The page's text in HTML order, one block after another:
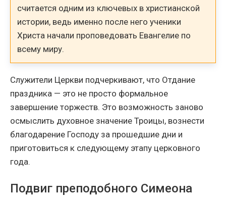
считается одним из ключевых в христианской
истории, ведь именно после него ученики
Христа начали проповедовать Евангелие по
всему миру.
Служители Церкви подчеркивают, что Отдание
праздника — это не просто формальное
завершение торжеств. Это возможность заново
осмыслить духовное значение Троицы, вознести
благодарение Господу за прошедшие дни и
приготовиться к следующему этапу церковного
года.
Подвиг преподобного Симеона